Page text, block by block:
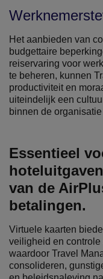
Het aanbieden van
budgettaire
reiservaring voor
te beheren, kunnen
productiviteit en
uiteindelijk een
binnen de
Essentieel
van de
betalingen.
Virtuele kaarten
veiligheid en
waardoor Travel
consolideren,